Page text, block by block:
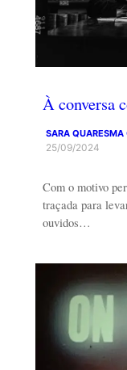
À conversa
SARA QUARESMA
25/09/2024
Com o motivo
traçada para
ouvidos…